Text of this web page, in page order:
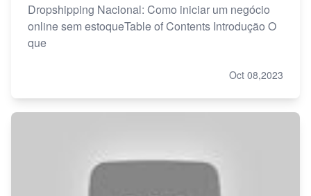
Dropshipping Nacional: Como iniciar um negócio
online sem estoqueTable of Contents Introdução O
que
Oct 08,2023